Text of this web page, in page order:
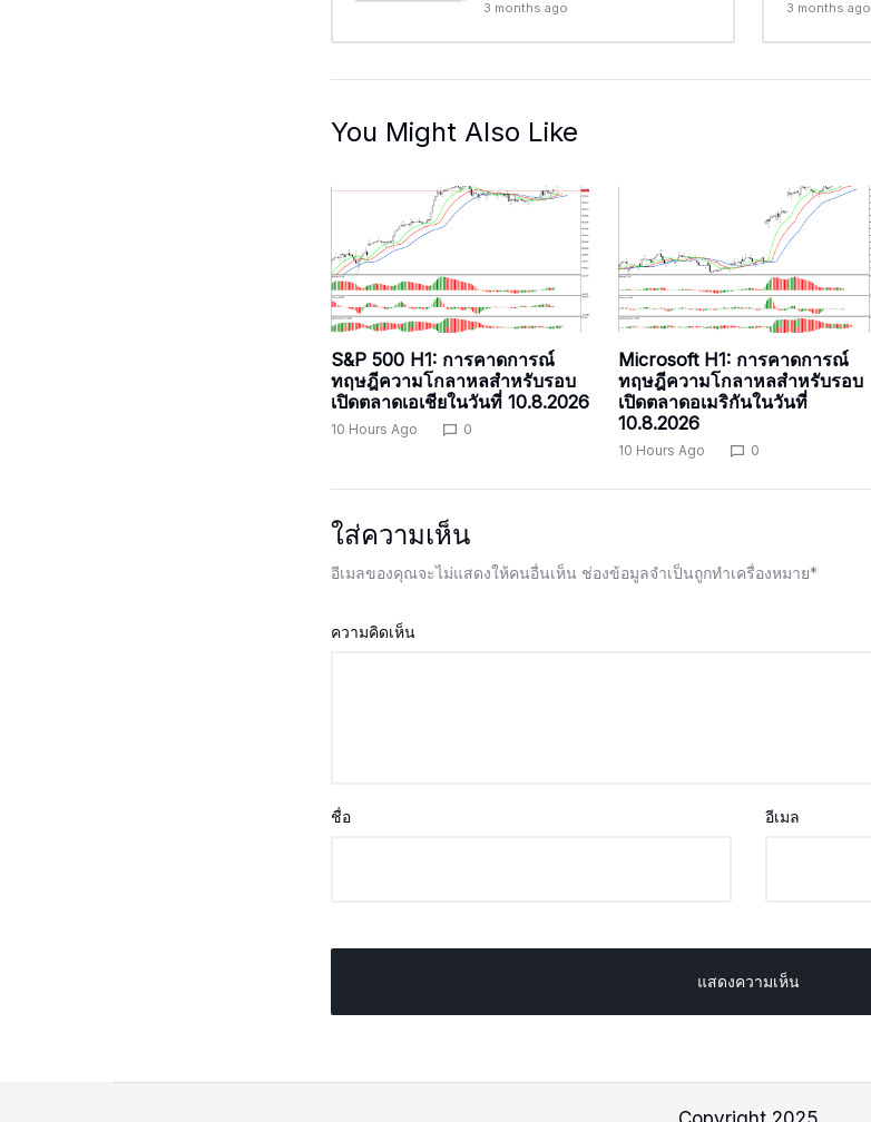
3 months ago 3 months ago
You Might Also Like
S&P 500 H1: การคาดการณ์
ทฤษฎีความโกลาหลสำหรับรอบ
เปิดตลาดเอเชียในวันที่ 10.8.2026
10 Hours Ago 0
Microsoft H1: การคาดการณ์
ทฤษฎีความโกลาหลสำหรับรอบ
เปิดตลาดอเมริกันในวันที่
10.8.2026
10 Hours Ago 0
ใส่ความเห็น
อีเมลของคุณจะไม่แสดงให้คนอื่นเห็น ช่องข้อมูลจำเป็นถูกทำเครื่องหมาย*
ความคิดเห็น
ชื่อ อีเมล